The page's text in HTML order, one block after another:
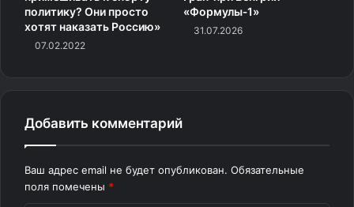
политику? Они просто
хотят наказать Россию»
07.02.2022
«Формулы‑1»
31.07.2026
Добавить комментарий
Ваш адрес email не будет опубликован. Обязательные
поля помечены *